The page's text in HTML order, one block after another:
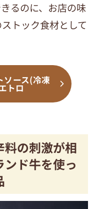
るのに、お店の味
トック食材として
ソース(冷凍
トロ
料の刺激が相
ド牛を使っ